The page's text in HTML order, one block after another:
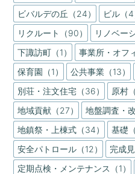
ビバルデの丘（24）
ビル（4
リクルート（90）
リノベー
下諏訪町（1）
事業所・オフ
保育園（1）
公共事業（13）
別荘・注文住宅（36）
原村
地域貢献（27）
地盤調査・
地鎮祭・上棟式（34）
基礎
安全パトロール（12）
完成
定期点検・メンテナンス（1）